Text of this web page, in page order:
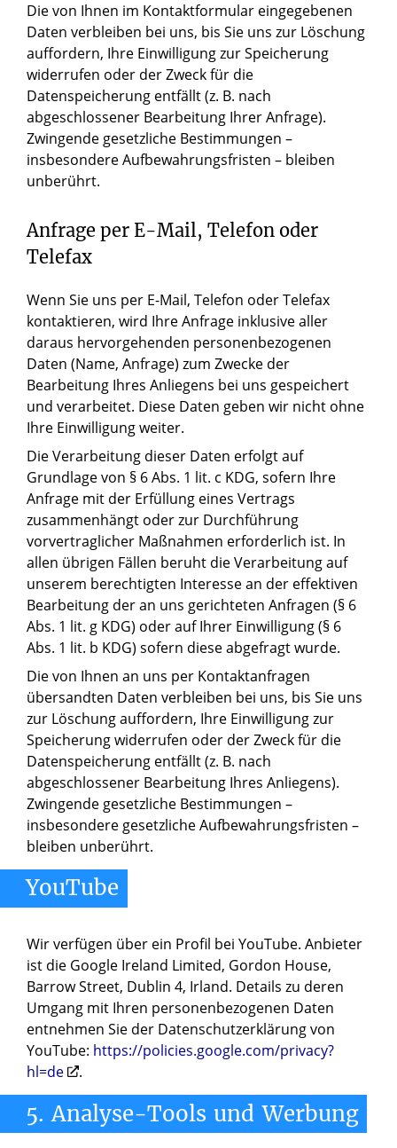
Die von Ihnen im Kontaktformular eingegebenen
Daten verbleiben bei uns, bis Sie uns zur Löschung
auffordern, Ihre Einwilligung zur Speicherung
widerrufen oder der Zweck für die
Datenspeicherung entfällt (z. B. nach
abgeschlossener Bearbeitung Ihrer Anfrage).
Zwingende gesetzliche Bestimmungen –
insbesondere Aufbewahrungsfristen – bleiben
unberührt.
Anfrage per E-Mail, Telefon oder
Telefax
Wenn Sie uns per E-Mail, Telefon oder Telefax
kontaktieren, wird Ihre Anfrage inklusive aller
daraus hervorgehenden personenbezogenen
Daten (Name, Anfrage) zum Zwecke der
Bearbeitung Ihres Anliegens bei uns gespeichert
und verarbeitet. Diese Daten geben wir nicht ohne
Ihre Einwilligung weiter.
Die Verarbeitung dieser Daten erfolgt auf
Grundlage von § 6 Abs. 1 lit. c KDG, sofern Ihre
Anfrage mit der Erfüllung eines Vertrags
zusammenhängt oder zur Durchführung
vorvertraglicher Maßnahmen erforderlich ist. In
allen übrigen Fällen beruht die Verarbeitung auf
unserem berechtigten Interesse an der effektiven
Bearbeitung der an uns gerichteten Anfragen (§ 6
Abs. 1 lit. g KDG) oder auf Ihrer Einwilligung (§ 6
Abs. 1 lit. b KDG) sofern diese abgefragt wurde.
Die von Ihnen an uns per Kontaktanfragen
übersandten Daten verbleiben bei uns, bis Sie uns
zur Löschung auffordern, Ihre Einwilligung zur
Speicherung widerrufen oder der Zweck für die
Datenspeicherung entfällt (z. B. nach
abgeschlossener Bearbeitung Ihres Anliegens).
Zwingende gesetzliche Bestimmungen –
insbesondere gesetzliche Aufbewahrungsfristen –
bleiben unberührt.
YouTube
Wir verfügen über ein Profil bei YouTube. Anbieter
ist die Google Ireland Limited, Gordon House,
Barrow Street, Dublin 4, Irland. Details zu deren
Umgang mit Ihren personenbezogenen Daten
entnehmen Sie der Datenschutzerklärung von
YouTube: https://policies.google.com/privacy?
hl=de
.
5. Analyse-Tools und Werbung